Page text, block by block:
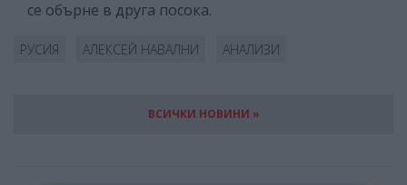
се обърне в друга посока.
РУСИЯ АЛЕКСЕЙ НАВАЛНИ АНАЛИЗИ
ВСИЧКИ НОВИНИ »